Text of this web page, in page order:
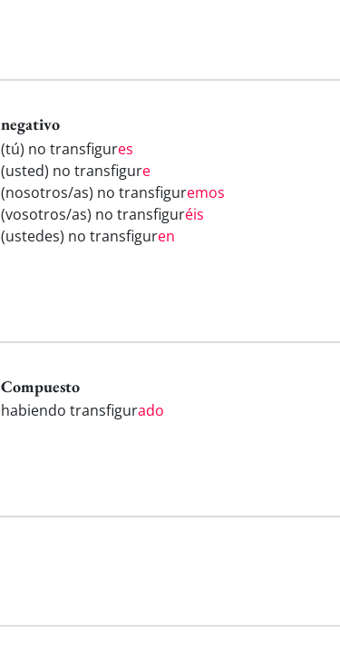
negativo
(tú) no transfigures
(usted) no transfigure
(nosotros/as) no transfiguremos
(vosotros/as) no transfiguréis
(ustedes) no transfiguren
Compuesto
habiendo transfigurado